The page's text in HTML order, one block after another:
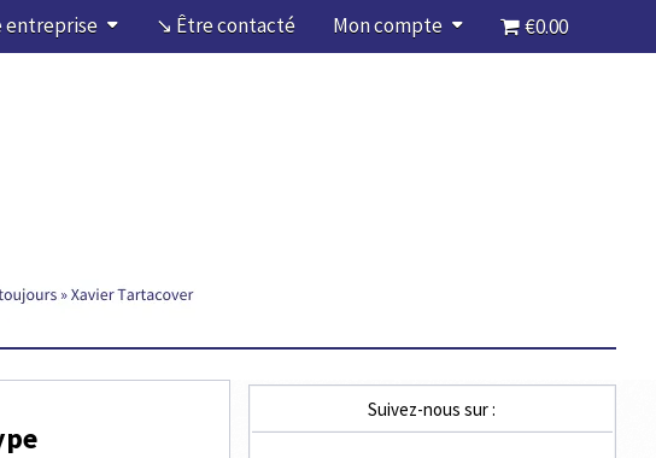
entreprise ↘ Être contacté Mon compte €0.00
Suivez-nous sur :